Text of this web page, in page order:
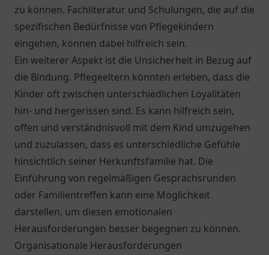
zu können. Fachliteratur und Schulungen, die auf die
spezifischen Bedürfnisse von Pflegekindern
eingehen, können dabei hilfreich sein.
Ein weiterer Aspekt ist die Unsicherheit in Bezug auf
die Bindung. Pflegeeltern könnten erleben, dass die
Kinder oft zwischen unterschiedlichen Loyalitäten
hin- und hergerissen sind. Es kann hilfreich sein,
offen und verständnisvoll mit dem Kind umzugehen
und zuzulassen, dass es unterschiedliche Gefühle
hinsichtlich seiner Herkunftsfamilie hat. Die
Einführung von regelmäßigen Gesprächsrunden
oder Familientreffen kann eine Möglichkeit
darstellen, um diesen emotionalen
Herausforderungen besser begegnen zu können.
Organisationale Herausforderungen